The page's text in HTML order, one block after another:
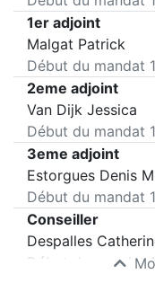
1er adjoint
Malgat Patrick
Début du mandat
2eme adjoint
Van Dijk Jessica
Début du mandat
3eme adjoint
Estorgues Denis
Début du mandat
Conseiller
Despalles
Début du mandat